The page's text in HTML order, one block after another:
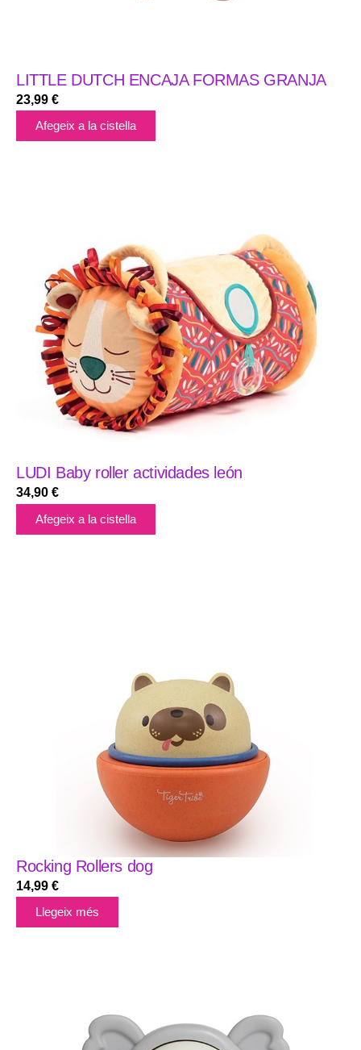
LITTLE DUTCH ENCAJA FORMAS GRANJA
23,99 €
Afegeix a la cistella
LUDI Baby roller actividades león
34,90 €
Afegeix a la cistella
Rocking Rollers dog
14,99 €
Llegeix més